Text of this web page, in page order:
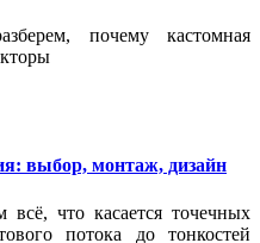
почему кастомная
выбор, монтаж, дизайн
что касается точечных
потока до тонкостей